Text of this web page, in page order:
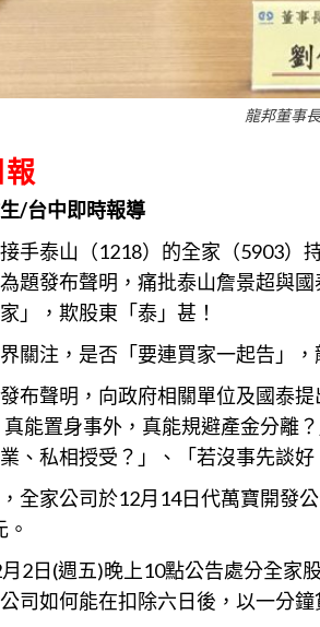
龍邦董事
/台中即時報導
手泰山（1218）的全家（5903）
題發布聲明，痛批泰山詹景超與
」，欺股東「泰」甚！
關注，是否「要連買家一起告」，
布聲明，向政府相關單位及國泰
真能置身事外，真能規避產金分離
、私相授受？」、「若沒事先談
全家公司於12月14日代萬寶開發
2日(週五)晚上10點公告處分全家
司如何能在扣除六日後，以一分